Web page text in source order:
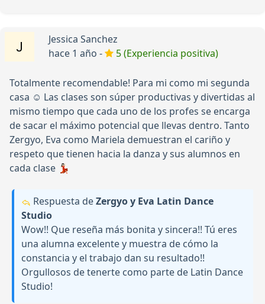
Jessica Sanchez
hace 1 año -
5 (Experiencia positiva)
Totalmente recomendable! Para mi como mi segunda
casa ☺️ Las clases son súper productivas y divertidas al
mismo tiempo que cada uno de los profes se encarga
de sacar el máximo potencial que llevas dentro. Tanto
Zergyo, Eva como Mariela demuestran el cariño y
respeto que tienen hacia la danza y sus alumnos en
cada clase 💃🏻
Respuesta deZergyo y Eva Latin Dance
Studio
Wow!! Que reseña más bonita y sincera!! Tú eres
una alumna excelente y muestra de cómo la
constancia y el trabajo dan su resultado!!
Orgullosos de tenerte como parte de Latin Dance
Studio!